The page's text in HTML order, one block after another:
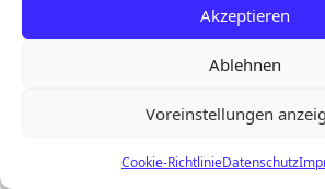
Akzeptieren
Ablehnen
Voreinstellungen
Cookie-RichtlinieDatenschutz